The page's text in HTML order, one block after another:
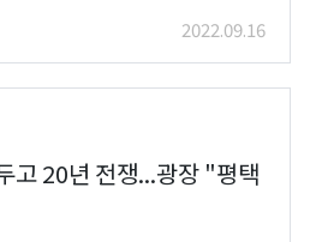
2022.09.16
고 20년 전쟁...광장 "평택